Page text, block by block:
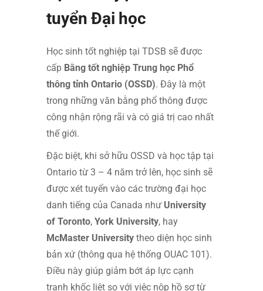
tuyển Đại học
Học sinh tốt nghiệp tại TDSB sẽ được
cấp Bằng tốt nghiệp Trung học Phổ
thông tỉnh Ontario (OSSD). Đây là một
trong những văn bằng phổ thông được
công nhận rộng rãi và có giá trị cao nhất
thế giới.
Đặc biệt, khi sở hữu OSSD và học tập tại
Ontario từ 3 – 4 năm trở lên, học sinh sẽ
được xét tuyển vào các trường đại học
danh tiếng của Canada như University
of Toronto, York University, hay
McMaster University theo diện học sinh
bản xứ (thông qua hệ thống OUAC 101).
Điều này giúp giảm bớt áp lực cạnh
tranh khốc liệt so với việc nộp hồ sơ từ